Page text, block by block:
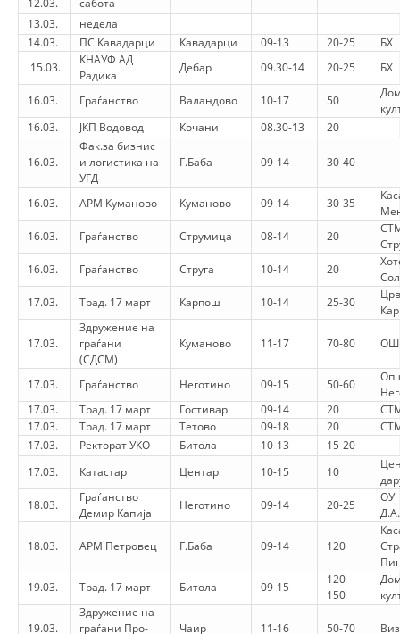
VEPRIMTARI SHËNDETËSORE PREVENTIVE
MENAXHIM ME VULLNETARË
KUSH JEMI NE
VEPRIMTARI
DORACAKË
STRATEGJI
MATERIAL EDUKATIVO INFORMATIV
BROCHURES
PRESENTATIONS
12.03.
сабота
13.03.
недела
14.03.
ПС Кавадарци Кавадарци 09-13 20-25
БХ
15.03.
КНАУФ АД
Радика
Дебар 09.30-14 20-25 БХ
16.03. Граѓанство Валандово 10-17 50
16.03.
ЈКП Водовод Кочани 08.30-13 20
16.03.
Фак.за бизнис
и логистика на
УГД
Г.Баба 09-14 30-40
16.03. АРМ Куманово Куманово 09-14 30-35
16.03.
Граѓанство Струмица 08-14 20
16.03.
Граѓанство Струга 10-14 20
17.03.
Трад. 17 март Карпош 10-14 25-30
17.03.
Здружение на
граѓани
(СДСМ)
Куманово 11-17 70-80 ОШ
17.03. Граѓанство Неготино 09-15 50-60
17.03.
Трад. 17 март Гостивар 09-14 20
17.03.
Трад. 17 март Тетово 09-18 20
17.03.
Ректорат УКО Битола 10-13
15-20
17.03.
Катастар Центар 10-15 10
18.03.
Граѓанство
Демир Капија
Неготино 09-14 20-25
ОУ
18.03. АРМ Петровец Г.Баба 09-14 120
19.03.
Трад. 17 март Битола 09-15
120-
150
19.03.
Здружение на
граѓани Про-
Чаир 11-16 50-70